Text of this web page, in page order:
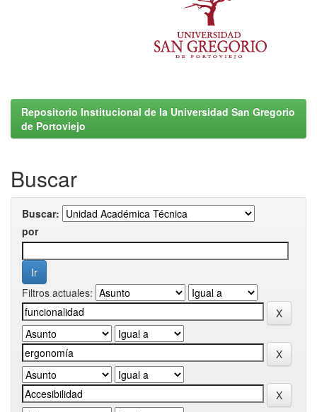
Repositorio Institucional de la Universidad San Gregorio
de Portoviejo
Buscar
Buscar:
por
Filtros actuales: